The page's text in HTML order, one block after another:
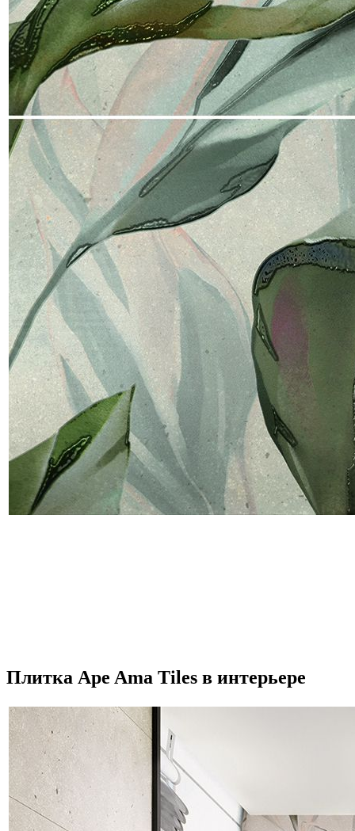
Плитка Ape Ama Tiles в интерьере